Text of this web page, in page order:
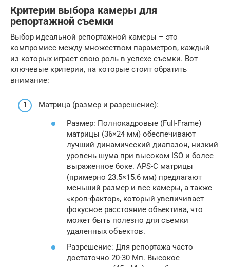
Критерии выбора камеры для
репортажной съемки
Выбор идеальной репортажной камеры – это
компромисс между множеством параметров, каждый
из которых играет свою роль в успехе съемки. Вот
ключевые критерии, на которые стоит обратить
внимание:
Матрица (размер и разрешение):
Размер: Полнокадровые (Full-Frame)
матрицы (36×24 мм) обеспечивают
лучший динамический диапазон, низкий
уровень шума при высоком ISO и более
выраженное боке. APS-C матрицы
(примерно 23.5×15.6 мм) предлагают
меньший размер и вес камеры, а также
«кроп-фактор», который увеличивает
фокусное расстояние объектива, что
может быть полезно для съемки
удаленных объектов.
Разрешение: Для репортажа часто
достаточно 20-30 Мп. Высокое